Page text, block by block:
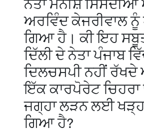
ਨੇਤਾ ਮਨੀਸ਼
ਅਰਵਿੰਦ ਕੇਜਰੀਵਾਲ ਨੂੰ
ਗਿਆ ਹੈ। ਕੀ ਇਹ
ਦਿੱਲੀ ਦੇ ਨੇਤਾ ਪੰਜਾਬ
ਦਿਲਚਸਪੀ ਨਹੀਂ
ਇੱਕ ਕਾਰਪੋਰੇਟ ਚਿਹਰਾ
ਜਗ੍ਹਾ ਲੜਨ ਲਈ
ਗਿਆ ਹੈ?